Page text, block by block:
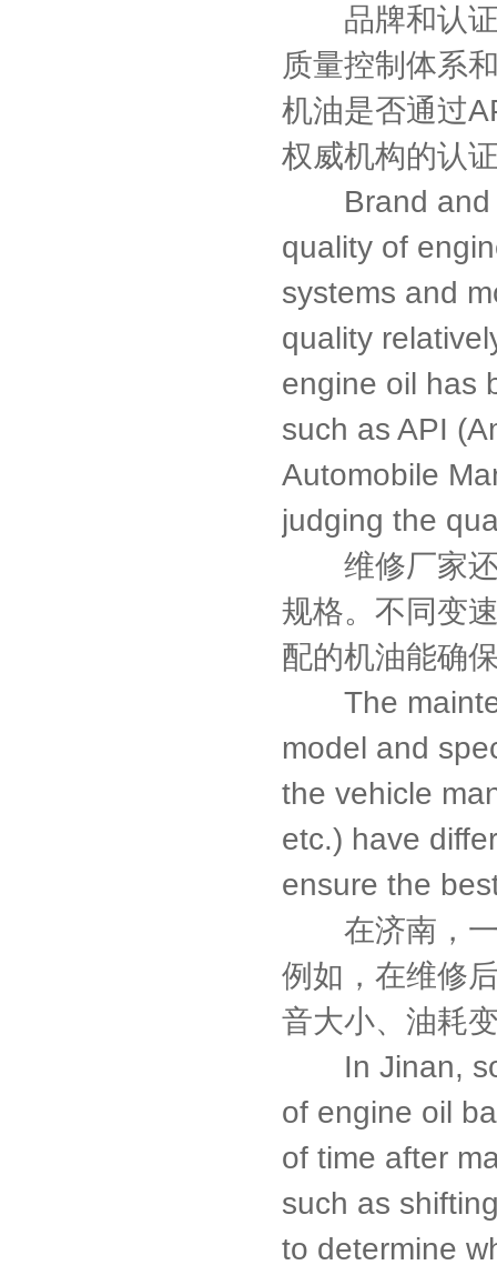
品牌和认证
质量控制体系
机油是否通过
权威机构的认
Brand and
quality of
systems and
quality
engine oil has
such as API
Automobile
judging the
维修厂家还
规格。不同变
配的机油能确
The
model and
the vehicle
etc.) have
ensure the
在济南，一
例如，在维修
音大小、油耗
In Jinan,
of engine oil
of time after
such as
to determine